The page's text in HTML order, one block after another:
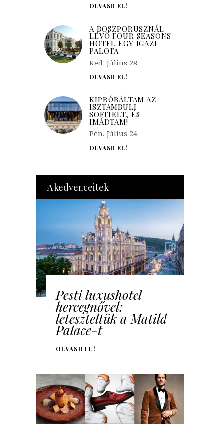
OLVASD EL!
A BOSZPORUSZNÁL
LÉVŐ FOUR SEASONS
HOTEL EGY IGAZI
PALOTA
Ked, Július 28.
OLVASD EL!
KIPRÓBÁLTAM AZ
ISZTAMBULI
SOFITELT, ÉS
IMÁDTAM!
Pén, Július 24.
OLVASD EL!
A kedvenceitek
Pesti luxushotel
hercegnővel:
leteszteltük a Matild
Palace-t
OLVASD EL!